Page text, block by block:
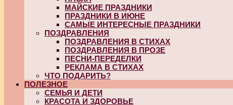
МАЙСКИЕ ПРАЗДНИКИ
ПРАЗДНИКИ В ИЮНЕ
САМЫЕ ИНТЕРЕСНЫЕ ПРАЗДНИКИ
ПОЗДРАВЛЕНИЯ
ПОЗДРАВЛЕНИЯ В СТИХАХ
ПОЗДРАВЛЕНИЯ В ПРОЗЕ
ПЕСНИ-ПЕРЕДЕЛКИ
РЕКЛАМА В СТИХАХ
ЧТО ПОДАРИТЬ?
ПОЛЕЗНОЕ
СЕМЬЯ И ДЕТИ
КРАСОТА И ЗДОРОВЬЕ